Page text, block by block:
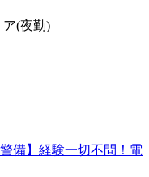
(夜勤)
備】経験一切不問！電